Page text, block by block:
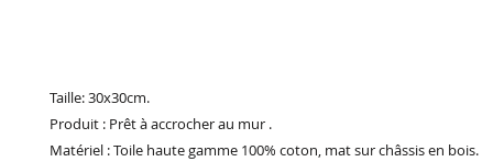
Taille: 30x30cm.
Produit : Prêt à accrocher au mur .
Matériel : Toile haute gamme 100% coton, mat sur châssis en bois.